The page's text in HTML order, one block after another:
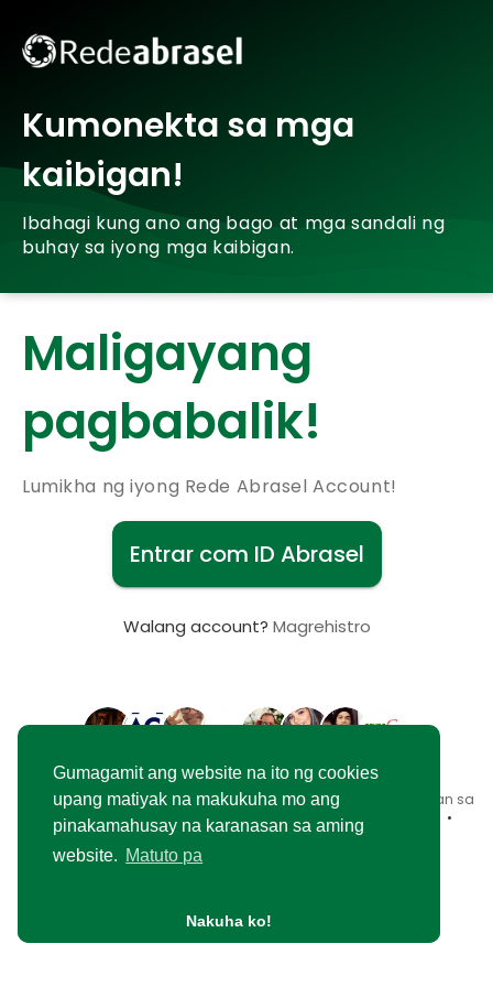
Gumagamit ang website na ito ng cookies
upang matiyak na makukuha mo ang
pinakamahusay na karanasan sa aming
website. Matuto pa
Nakuha ko!
Kumonekta sa mga
kaibigan!
Ibahagi kung ano ang bago at mga sandali ng
buhay sa iyong mga kaibigan.
Maligayang
pagbabalik!
Lumikha ng iyong Rede Abrasel Account!
Entrar com ID Abrasel
Walang account? Magrehistro
© 2026 Rede Abrasel •Mga Tuntunin ng Paggamit
Patakaran sa
Privacy•Makipag-ugnayan sa amin• Tungkol sa
•
Merkado• Wika